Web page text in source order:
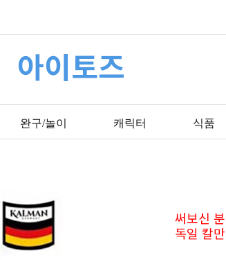
아이토즈
완구/놀이 캐릭터 식품
써보신
독일 칼